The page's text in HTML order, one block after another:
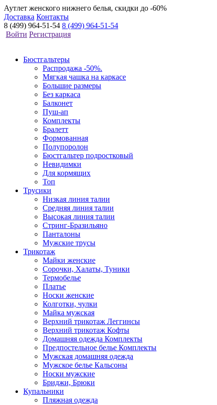
Аутлет женского нижнего белья, скидки до -60%
Доставка Контакты
8 (499) 964-51-54 8 (499) 964-51-54
Войти Регистрация
Бюстгальтеры
Распродажа -50%.
Мягкая чашка на каркасе
Большие размеры
Без каркаса
Балконет
Пуш-ап
Комплекты
Бралетт
Формованная
Полупоролон
Бюстгальтер подростковый
Невидимки
Для кормящих
Топ
Трусики
Низкая линия талии
Средняя линия талии
Высокая линия талии
Стринг-Бразильяно
Панталоны
Мужские трусы
Трикотаж
Майки женские
Сорочки, Халаты, Туники
Термобелье
Платье
Носки женские
Колготки, чулки
Майка мужская
Верхний трикотаж Леггинсы
Верхний трикотаж Кофты
Домашняя одежда Комплекты
Предпостельное белье Комплекты
Мужская домашняя одежда
Мужское белье Кальсоны
Носки мужские
Бриджи, Брюки
Купальники
Пляжная одежда